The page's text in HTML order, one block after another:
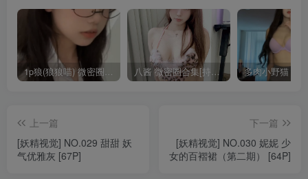
1p狼(狼狼喵) 微密圈/岛遇合集[持续更新2025.08.20] 八酱 微密圈合集[持续更新]
上一篇
[妖精视觉] NO.029 甜甜 妖
气优雅灰 [67P]
下一篇
[妖精视觉] NO.030 妮妮 少
女的百褶裙（第二期） [64P]